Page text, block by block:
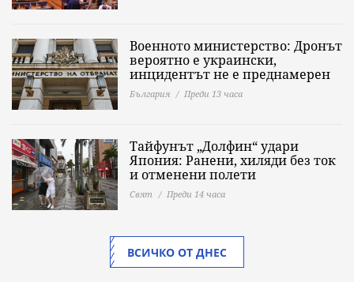
Военното министерство: Дронът
вероятно е украински,
инцидентът не е преднамерен
България Преди 13 часа
Тайфунът „Долфин“ удари
Япония: Ранени, хиляди без ток
и отменени полети
Свят Преди 14 часа
ВСИЧКО ОТ ДНЕС